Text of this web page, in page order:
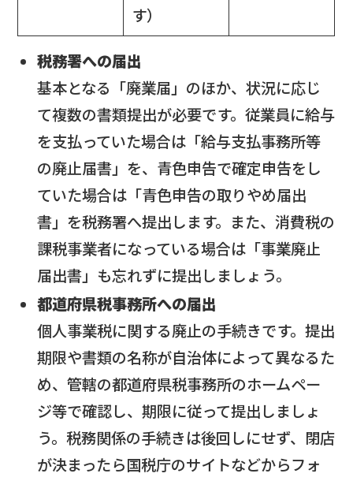
す）
税務署への届出
基本となる「廃業届」のほか、状況に応じ
て複数の書類提出が必要です。従業員に給与
を支払っていた場合は「給与支払事務所等
の廃止届書」を、青色申告で確定申告をし
ていた場合は「青色申告の取りやめ届出
書」を税務署へ提出します。また、消費税の
課税事業者になっている場合は「事業廃止
届出書」も忘れずに提出しましょう。
都道府県税事務所への届出
個人事業税に関する廃止の手続きです。提出
期限や書類の名称が自治体によって異なるた
め、管轄の都道府県税事務所のホームペー
ジ等で確認し、期限に従って提出しましょ
う。税務関係の手続きは後回しにせず、閉店
が決まったら国税庁のサイトなどからフォ